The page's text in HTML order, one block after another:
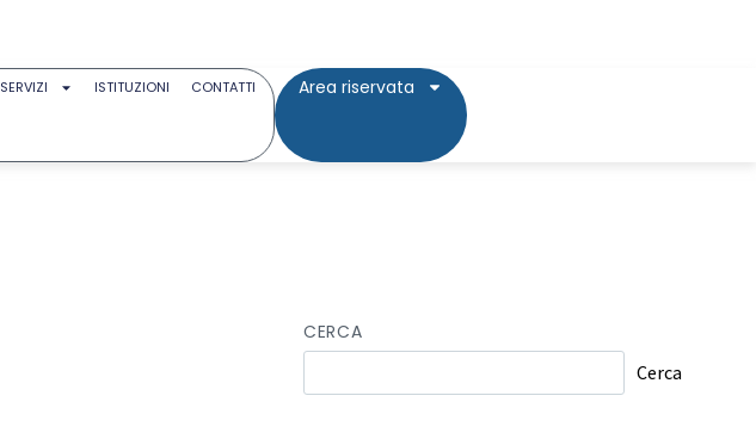
SERVIZI ISTITUZIONI CONTATTI Area riservata
CERCA
Cerca